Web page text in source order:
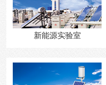
新能源实验室